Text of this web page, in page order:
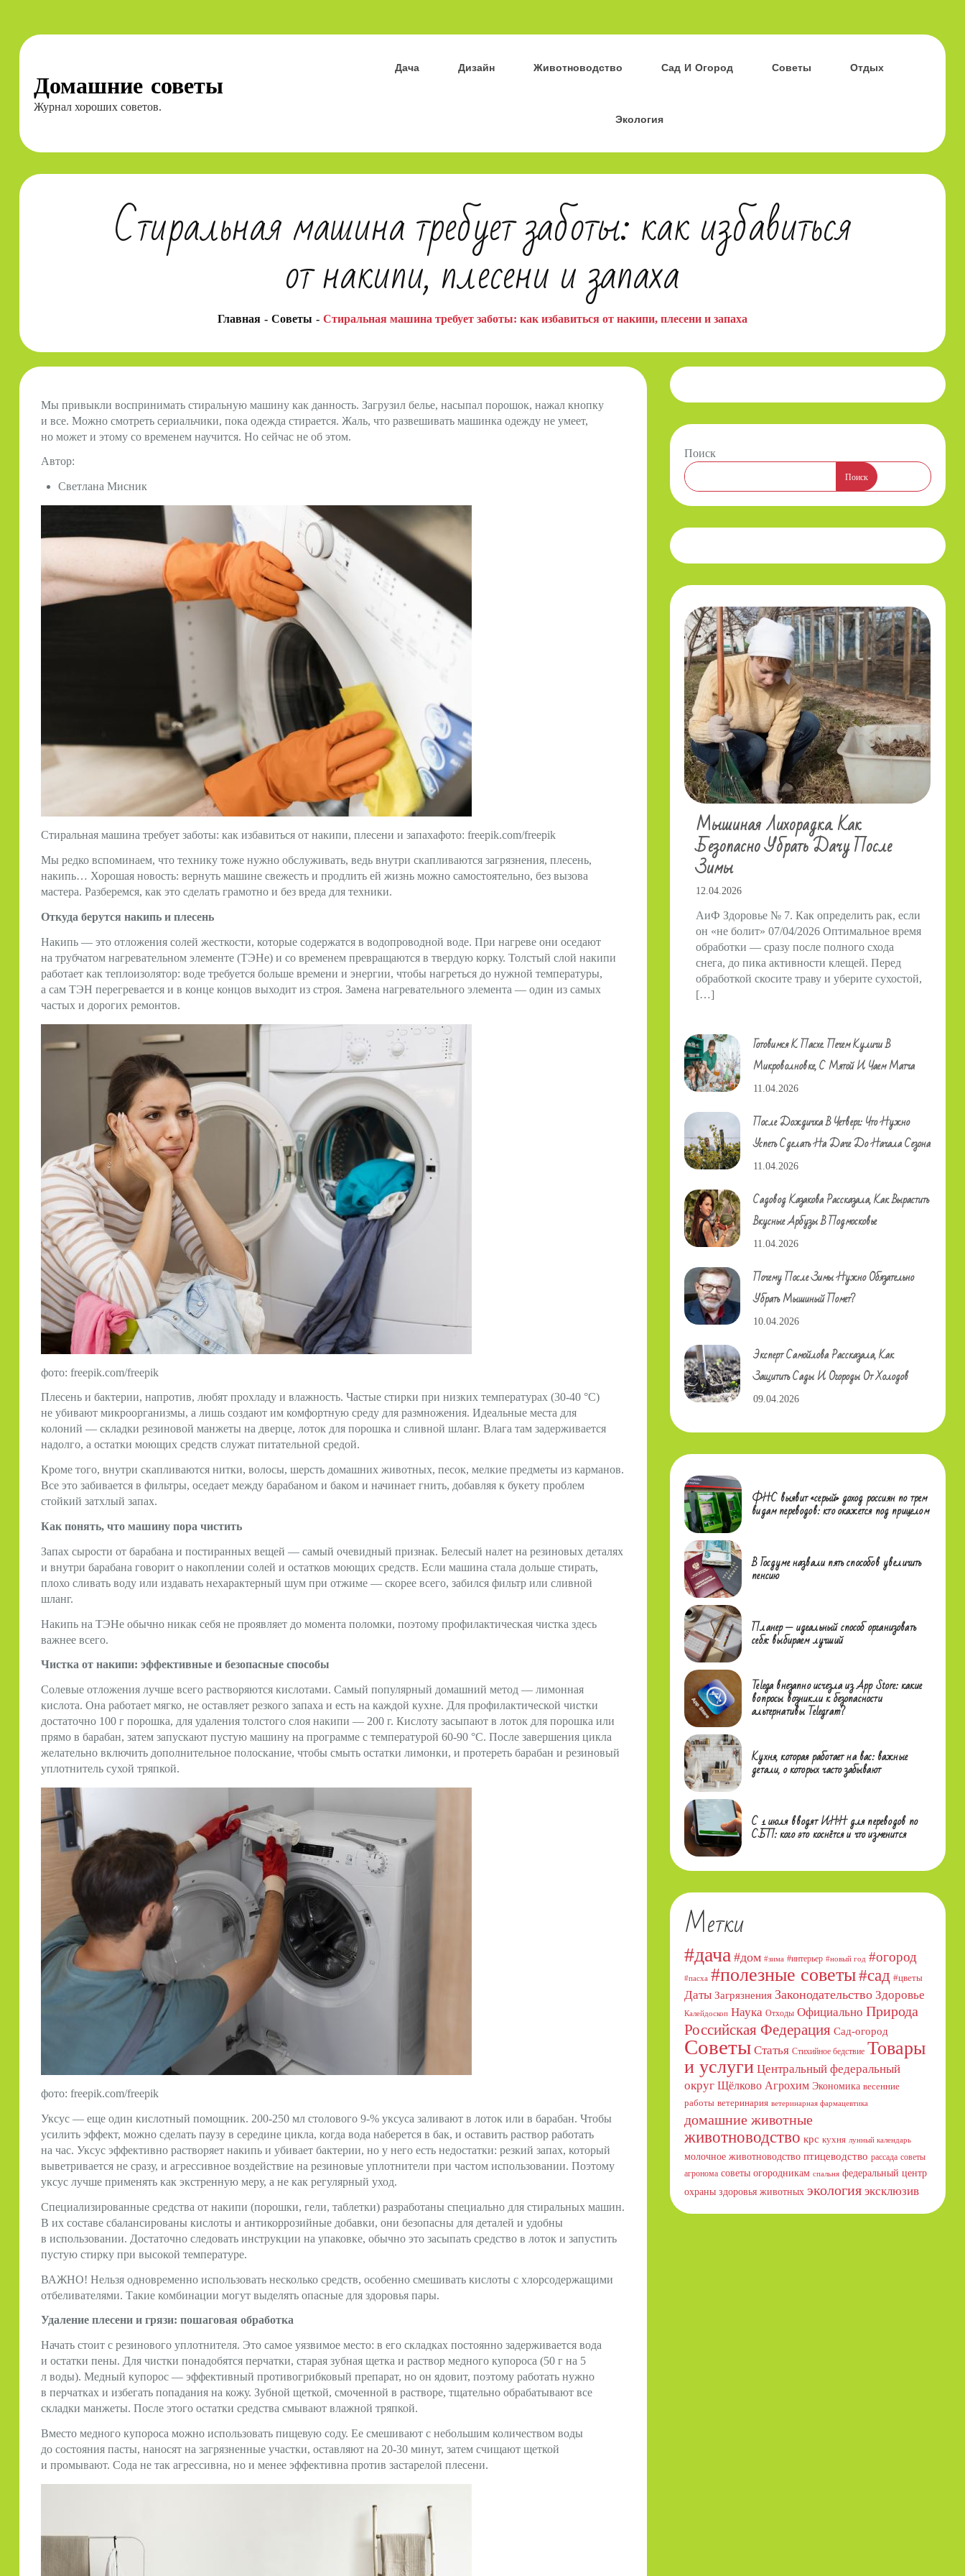
Перейти
Домашние советы
Журнал хороших советов.
Дача Дизайн Животноводство Сад И Огород Советы Отдых
Экология
Стиральная машина требует заботы: как избавиться
от накипи, плесени и запаха
Главная Советы Стиральная машина требует заботы: как избавиться от накипи, плесени и запаха
Мы привыкли воспринимать стиральную машину как данность. Загрузил белье, насыпал порошок, нажал кнопку
и все. Можно смотреть сериальчики, пока одежда стирается. Жаль, что развешивать машинка одежду не умеет,
но может и этому со временем научится. Но сейчас не об этом.
Автор:
Светлана Мисник
Стиральная машина требует заботы: как избавиться от накипи, плесени и запахафото: freepik.com/freepik
Мы редко вспоминаем, что технику тоже нужно обслуживать, ведь внутри скапливаются загрязнения, плесень,
накипь… Хорошая новость: вернуть машине свежесть и продлить ей жизнь можно самостоятельно, без вызова
мастера. Разберемся, как это сделать грамотно и без вреда для техники.
Откуда берутся накипь и плесень
Накипь — это отложения солей жесткости, которые содержатся в водопроводной воде. При нагреве они оседают
на трубчатом нагревательном элементе (ТЭНе) и со временем превращаются в твердую корку. Толстый слой накипи
работает как теплоизолятор: воде требуется больше времени и энергии, чтобы нагреться до нужной температуры,
а сам ТЭН перегревается и в конце концов выходит из строя. Замена нагревательного элемента — один из самых
частых и дорогих ремонтов.
фото: freepik.com/freepik
Плесень и бактерии, напротив, любят прохладу и влажность. Частые стирки при низких температурах (30-40 °C)
не убивают микроорганизмы, а лишь создают им комфортную среду для размножения. Идеальные места для
колоний — складки резиновой манжеты на дверце, лоток для порошка и сливной шланг. Влага там задерживается
надолго, а остатки моющих средств служат питательной средой.
Кроме того, внутри скапливаются нитки, волосы, шерсть домашних животных, песок, мелкие предметы из карманов.
Все это забивается в фильтры, оседает между барабаном и баком и начинает гнить, добавляя к букету проблем
стойкий затхлый запах.
Как понять, что машину пора чистить
Запах сырости от барабана и постиранных вещей — самый очевидный признак. Белесый налет на резиновых деталях
и внутри барабана говорит о накоплении солей и остатков моющих средств. Если машина стала дольше стирать,
плохо сливать воду или издавать нехарактерный шум при отжиме — скорее всего, забился фильтр или сливной
шланг.
Накипь на ТЭНе обычно никак себя не проявляет до момента поломки, поэтому профилактическая чистка здесь
важнее всего.
Чистка от накипи: эффективные и безопасные способы
Солевые отложения лучше всего растворяются кислотами. Самый популярный домашний метод — лимонная
кислота. Она работает мягко, не оставляет резкого запаха и есть на каждой кухне. Для профилактической чистки
достаточно 100 г порошка, для удаления толстого слоя накипи — 200 г. Кислоту засыпают в лоток для порошка или
прямо в барабан, затем запускают пустую машину на программе с температурой 60-90 °C. После завершения цикла
желательно включить дополнительное полоскание, чтобы смыть остатки лимонки, и протереть барабан и резиновый
уплотнитель сухой тряпкой.
фото: freepik.com/freepik
Уксус — еще один кислотный помощник. 200-250 мл столового 9-% уксуса заливают в лоток или в барабан. Чтобы
усилить эффект, можно сделать паузу в середине цикла, когда вода наберется в бак, и оставить раствор работать
на час. Уксус эффективно растворяет накипь и убивает бактерии, но у него есть недостатки: резкий запах, который
выветривается не сразу, и агрессивное воздействие на резиновые уплотнители при частом использовании. Поэтому
уксус лучше применять как экстренную меру, а не как регулярный уход.
Специализированные средства от накипи (порошки, гели, таблетки) разработаны специально для стиральных машин.
В их составе сбалансированы кислоты и антикоррозийные добавки, они безопасны для деталей и удобны
в использовании. Достаточно следовать инструкции на упаковке, обычно это засыпать средство в лоток и запустить
пустую стирку при высокой температуре.
ВАЖНО! Нельзя одновременно использовать несколько средств, особенно смешивать кислоты с хлорсодержащими
отбеливателями. Такие комбинации могут выделять опасные для здоровья пары.
Удаление плесени и грязи: пошаговая обработка
Начать стоит с резинового уплотнителя. Это самое уязвимое место: в его складках постоянно задерживается вода
и остатки пены. Для чистки понадобятся перчатки, старая зубная щетка и раствор медного купороса (50 г на 5
л воды). Медный купорос — эффективный противогрибковый препарат, но он ядовит, поэтому работать нужно
в перчатках и избегать попадания на кожу. Зубной щеткой, смоченной в растворе, тщательно обрабатывают все
складки манжеты. После этого остатки средства смывают влажной тряпкой.
Вместо медного купороса можно использовать пищевую соду. Ее смешивают с небольшим количеством воды
до состояния пасты, наносят на загрязненные участки, оставляют на 20-30 минут, затем счищают щеткой
и промывают. Сода не так агрессивна, но и менее эффективна против застарелой плесени.
Поиск
Поиск
Мышиная Лихорадка. Как
Безопасно Убрать Дачу После
Зимы
12.04.2026
АиФ Здоровье № 7. Как определить рак, если
он «не болит» 07/04/2026 Оптимальное время
обработки — сразу после полного схода
снега, до пика активности клещей. Перед
обработкой скосите траву и уберите сухостой,
[…]
Готовимся К Пасхе. Печем Куличи В
Микроволновке, С Мятой И Чаем Матча
11.04.2026
После Дождичка В Четверг: Что Нужно
Успеть Сделать На Даче До Начала Сезона
11.04.2026
Садовод Казакова Рассказала, Как Вырастить
Вкусные Арбузы В Подмосковье
11.04.2026
Почему После Зимы Нужно Обязательно
Убрать Мышиный Помет?
10.04.2026
Эксперт Самойлова Рассказала, Как
Защитить Сады И Огороды От Холодов
09.04.2026
ФНС выявит «серый» доход россиян по трем
видам переводов: кто окажется под прицелом
В Госдуме назвали пять способов увеличить
пенсию
Планер — идеальный способ организовать
себя: выбираем лучший
Telega внезапно исчезла из App Store: какие
вопросы возникли к безопасности
альтернативы Telegram?
Кухня, которая работает на вас: важные
детали, о которых часто забывают
С 1 июля вводят ИНН для переводов по
СБП: кого это коснётся и что изменится
Метки
#дача #дом #зима #интерьер #новый год #огород
#пасха #полезные советы#сад #цветы
Даты Загрязнения Законодательство Здоровье
Калейдоскоп Наука Отходы Официально Природа
Российская Федерация Сад-огород
Советы Статья Стихийное бедствие Товары
и услуги Центральный федеральный
округ Щёлково Агрохим Экономика весенние
работы ветеринария ветеринарная фармацевтика
домашние животные
животноводство крс кухня лунный календарь
молочное животноводство птицеводство рассада советы
агронома советы огородникам спальня федеральный центр
охраны здоровья животных экология эксклюзив